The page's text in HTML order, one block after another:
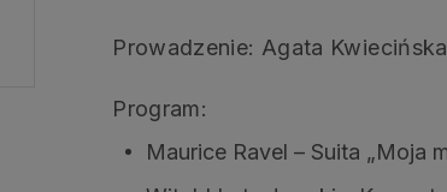
Prowadzenie: Agata Kwiecińska
Program:
Maurice Ravel – Suita „Moja